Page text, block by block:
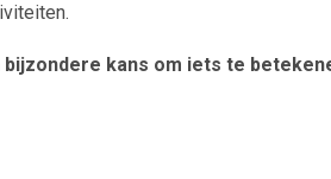
bijzondere kans om iets te